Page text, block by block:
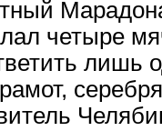
четыре
лишь